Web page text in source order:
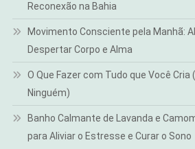
Reconexão na Bahia
Movimento Consciente pela Manhã:
Despertar Corpo e Alma
O Que Fazer com Tudo que Você
Ninguém)
Banho Calmante de Lavanda e
para Aliviar o Estresse e Curar o Sono